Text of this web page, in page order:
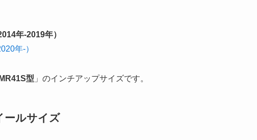
年-2019年）
年-）
型 」のインチアップサイズです。
ールサイズ